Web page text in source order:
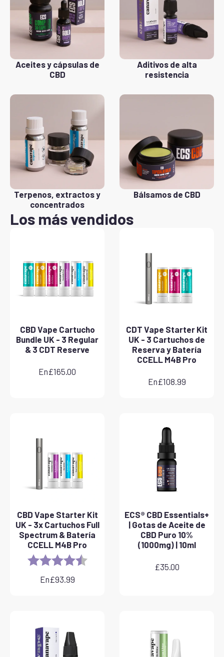
Aceites y cápsulas de
CBD
Aditivos de alta
resistencia
Terpenos, extractos y
concentrados
Bálsamos de CBD
Los más vendidos
CBD Vape Cartucho
Bundle UK - 3 Regular
& 3 CDT Reserve
En£165.00
CDT Vape Starter Kit
UK - 3 Cartuchos de
Reserva y Batería
CCELL M4B Pro
En£108.99
CBD Vape Starter Kit
UK - 3x Cartuchos Full
Spectrum & Batería
CCELL M4B Pro
Rating: 4.8 out of 5 stars
En£93.99
ECS® CBD Essentials+
| Gotas de Aceite de
CBD Puro 10%
(1000mg) | 10ml
£35.00